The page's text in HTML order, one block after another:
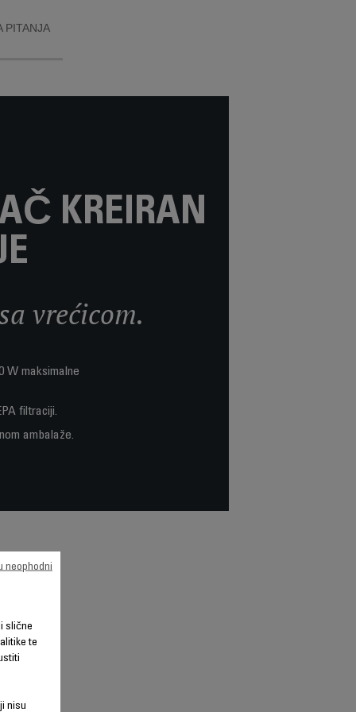
PITANJA
KREIRAN
vrećicom.
W maksimalne
filtraciji.
ambalaže.
slične
te
nisu
neophodni